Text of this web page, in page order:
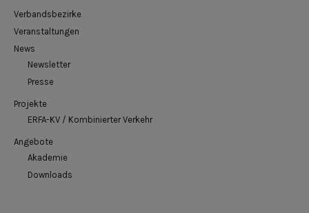
Verbandsbezirke
Veranstaltungen
News
Newsletter
Presse
Projekte
ERFA-KV / Kombinierter Verkehr
Angebote
Akademie
Downloads